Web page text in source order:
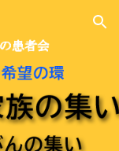
Skip to navigation